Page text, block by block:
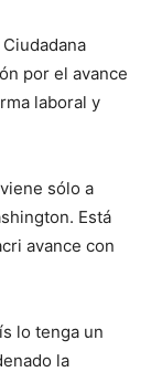
por el avance
laboral y
sólo a
Está
avance con
lo tenga un
la